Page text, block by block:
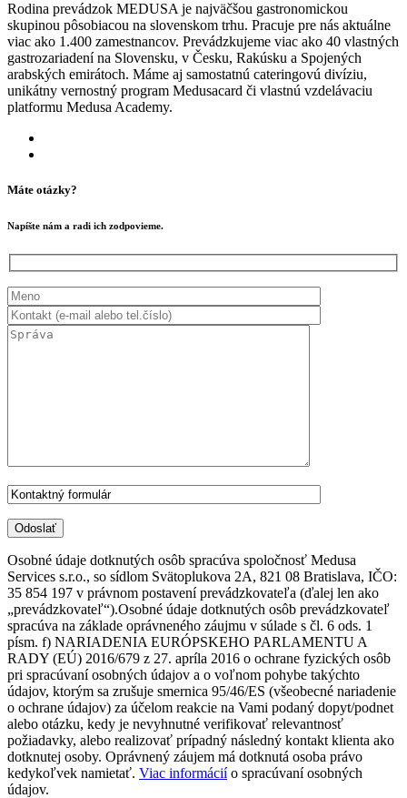
Rodina prevádzok MEDUSA je najväčšou gastronomickou
skupinou pôsobiacou na slovenskom trhu. Pracuje pre nás aktuálne
viac ako 1.400 zamestnancov. Prevádzkujeme viac ako 40 vlastných
gastrozariadení na Slovensku, v Česku, Rakúsku a Spojených
arabských emirátoch. Máme aj samostatnú cateringovú divíziu,
unikátny vernostný program Medusacard či vlastnú vzdelávaciu
platformu Medusa Academy.
Máte otázky?
Napíšte nám a radi ich zodpovieme.
Osobné údaje dotknutých osôb spracúva spoločnosť Medusa
Services s.r.o., so sídlom Svätoplukova 2A, 821 08 Bratislava, IČO:
35 854 197 v právnom postavení prevádzkovateľa (ďalej len ako
„prevádzkovateľ“).Osobné údaje dotknutých osôb prevádzkovateľ
spracúva na základe oprávneného záujmu v súlade s čl. 6 ods. 1
písm. f) NARIADENIA EURÓPSKEHO PARLAMENTU A
RADY (EÚ) 2016/679 z 27. apríla 2016 o ochrane fyzických osôb
pri spracúvaní osobných údajov a o voľnom pohybe takýchto
údajov, ktorým sa zrušuje smernica 95/46/ES (všeobecné nariadenie
o ochrane údajov) za účelom reakcie na Vami podaný dopyt/podnet
alebo otázku, kedy je nevyhnutné verifikovať relevantnosť
požiadavky, alebo realizovať prípadný následný kontakt klienta ako
dotknutej osoby. Oprávnený záujem má dotknutá osoba právo
kedykoľvek namietať. Viac informáciío spracúvaní osobných
údajov.